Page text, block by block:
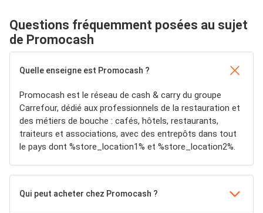
Questions fréquemment posées au sujet
de Promocash
Quelle enseigne est Promocash ?
Promocash est le réseau de cash & carry du groupe
Carrefour, dédié aux professionnels de la restauration et
des métiers de bouche : cafés, hôtels, restaurants,
traiteurs et associations, avec des entrepôts dans tout
le pays dont %store_location1% et %store_location2%.
Qui peut acheter chez Promocash ?